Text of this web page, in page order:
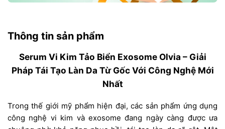
Thông tin sản phẩm
Serum Vi Kim Tảo Biển Exosome Olvia – Giải
Pháp Tái Tạo Làn Da Từ Gốc Với Công Nghệ Mới
Nhất
Trong thế giới mỹ phẩm hiện đại, các sản phẩm ứng dụng
công nghệ vi kim và exosome đang ngày càng được ưa